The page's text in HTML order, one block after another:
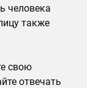
человека
также
свою
отвечать